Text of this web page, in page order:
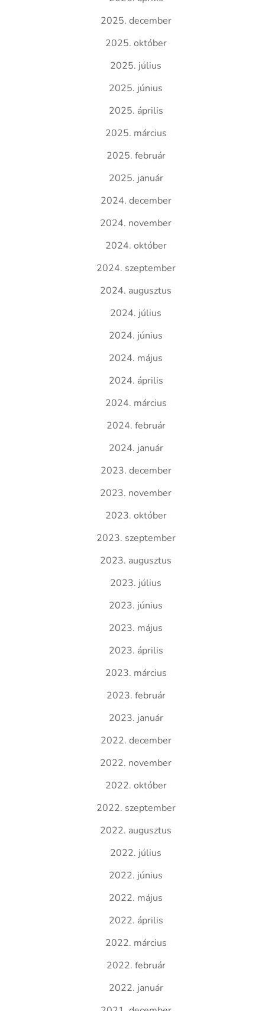
2025. december
2025. október
2025. július
2025. június
2025. április
2025. március
2025. február
2025. január
2024. december
2024. november
2024. október
2024. szeptember
2024. augusztus
2024. július
2024. június
2024. május
2024. április
2024. március
2024. február
2024. január
2023. december
2023. november
2023. október
2023. szeptember
2023. augusztus
2023. július
2023. június
2023. május
2023. április
2023. március
2023. február
2023. január
2022. december
2022. november
2022. október
2022. szeptember
2022. augusztus
2022. július
2022. június
2022. május
2022. április
2022. március
2022. február
2022. január